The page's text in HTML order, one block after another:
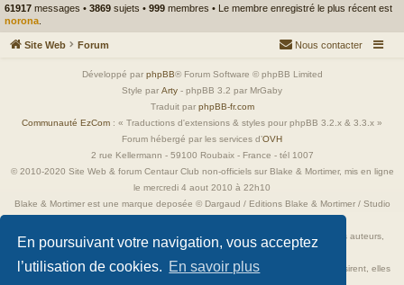
En poursuivant votre navigation, vous acceptez
l’utilisation de cookies. En savoir plus
61917 messages • 3869 sujets • 999 membres • Le membre enregistré le plus récent est
norona
Site Web Forum Nous contacter
Développé par phpBB® Forum Software © phpBB Limited
Style par Arty - phpBB 3.2 par MrGaby
Traduit par phpBB-fr.com
Communauté EzCom : « Traductions d'extensions & styles pour phpBB 3.2.x & 3.3.x »
Forum hébergé par les services d’OVH
2 rue Kellermann - 59100 Roubaix - France - tél 1007
© 2010-2020 Site Web & forum Centaur Club non-officiels sur Blake & Mortimer, mis en ligne
le mercredi 4 aout 2010 à 22h10
Blake & Mortimer est une marque deposée © Dargaud / Editions Blake & Mortimer / Studio
Toutes les images incluses dans ces pages sont la propriété exclusive de leurs auteurs,
ayant droits et/ou éditeurs.
Elles ne sont ici qu'à titre de référence ou d'illustration. Si les propriétaires le désirent, elles